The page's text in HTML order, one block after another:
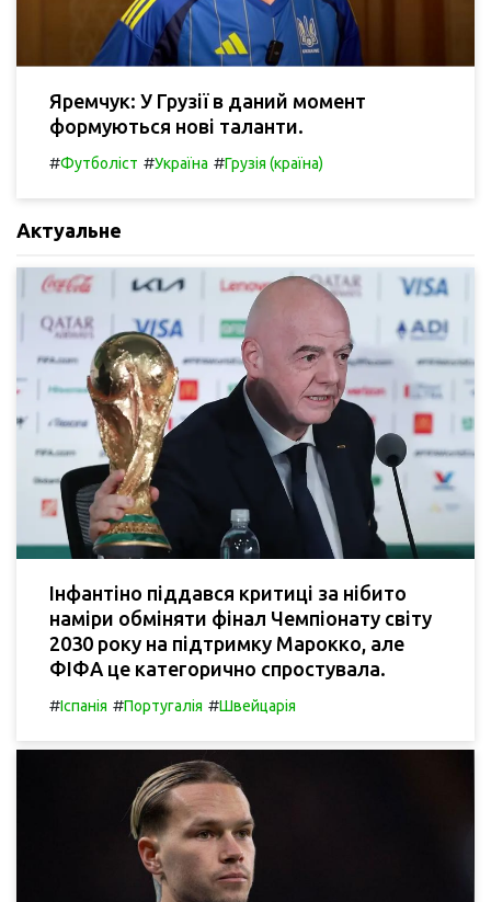
Яремчук: У Грузії в даний момент
формуються нові таланти.
#Футболіст #Україна #Грузія (країна)
Актуальне
Інфантіно піддався критиці за нібито
наміри обміняти фінал Чемпіонату світу
2030 року на підтримку Марокко, але
ФІФА це категорично спростувала.
#Іспанія #Португалія #Швейцарія